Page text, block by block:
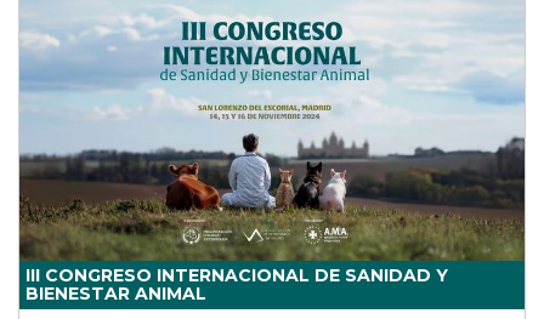
III CONGRESO INTERNACIONAL DE SANIDAD Y
BIENESTAR ANIMAL